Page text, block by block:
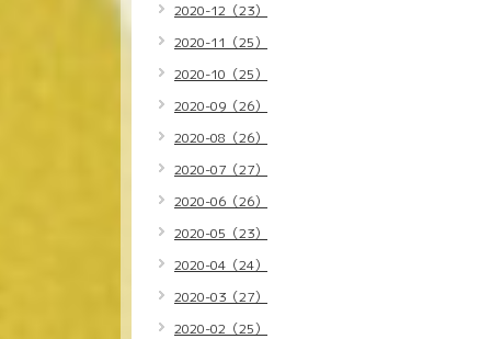
2020-12（23）
2020-11（25）
2020-10（25）
2020-09（26）
2020-08（26）
2020-07（27）
2020-06（26）
2020-05（23）
2020-04（24）
2020-03（27）
2020-02（25）